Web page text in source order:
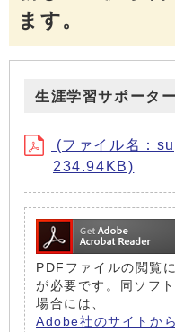
ます。
生涯学習サポータ
(ファイル名：
234.94KB)
PDFファイルの閲覧
が必要です。同ソフ
場合には、
Adobe社のサイトか